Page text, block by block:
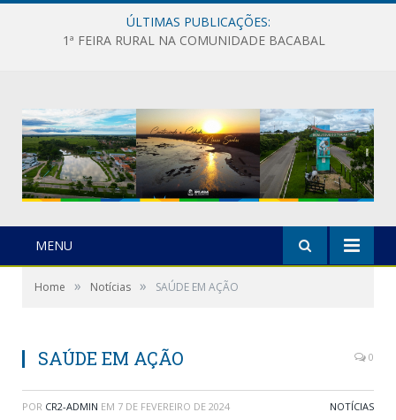
ÚLTIMAS PUBLICAÇÕES:
1ª FEIRA RURAL NA COMUNIDADE BACABAL
MENU
Home » Notícias » SAÚDE EM AÇÃO
SAÚDE EM AÇÃO 0
POR CR2-ADMIN EM 7 DE FEVEREIRO DE 2024 NOTÍCIAS